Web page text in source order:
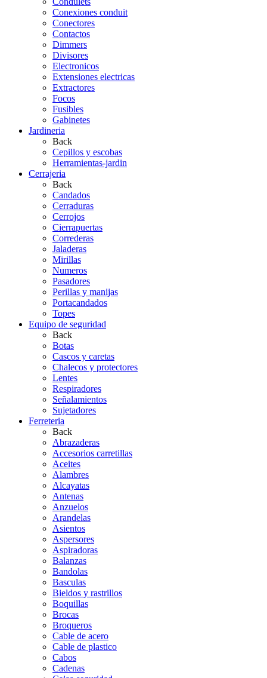
Conexiones conduit
Conectores
Contactos
Dimmers
Divisores
Electronicos
Extensiones electricas
Extractores
Focos
Fusibles
Gabinetes
Jardineria
Back
Cepillos y escobas
Herramientas-jardin
Cerrajeria
Back
Candados
Cerraduras
Cerrojos
Cierrapuertas
Correderas
Jaladeras
Mirillas
Numeros
Pasadores
Perillas y manijas
Portacandados
Topes
Equipo de seguridad
Back
Botas
Cascos y caretas
Chalecos y protectores
Lentes
Respiradores
Señalamientos
Sujetadores
Ferreteria
Back
Abrazaderas
Accesorios carretillas
Aceites
Alambres
Alcayatas
Antenas
Anzuelos
Arandelas
Asientos
Aspersores
Aspiradoras
Balanzas
Bandolas
Basculas
Bieldos y rastrillos
Boquillas
Brocas
Broqueros
Cable de acero
Cable de plastico
Cabos
Cadenas